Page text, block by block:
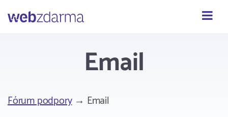
Webzdarma
Email
Fórum podpory→ Email